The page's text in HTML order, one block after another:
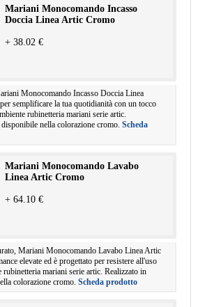
Mariani Monocomando Incasso
Doccia Linea Artic Cromo
+ 38.02 €
Monocomando Incasso Doccia Linea
semplificare la tua quotidianità con un tocco
rubinetteria mariani serie artic.
nella colorazione cromo. Scheda
Mariani Monocomando Lavabo
Linea Artic Cromo
+ 64.10 €
Mariani Monocomando Lavabo Linea Artic
elevate ed è progettato per resistere all'uso
rubinetteria mariani serie artic. Realizzato in
colorazione cromo. Scheda prodotto